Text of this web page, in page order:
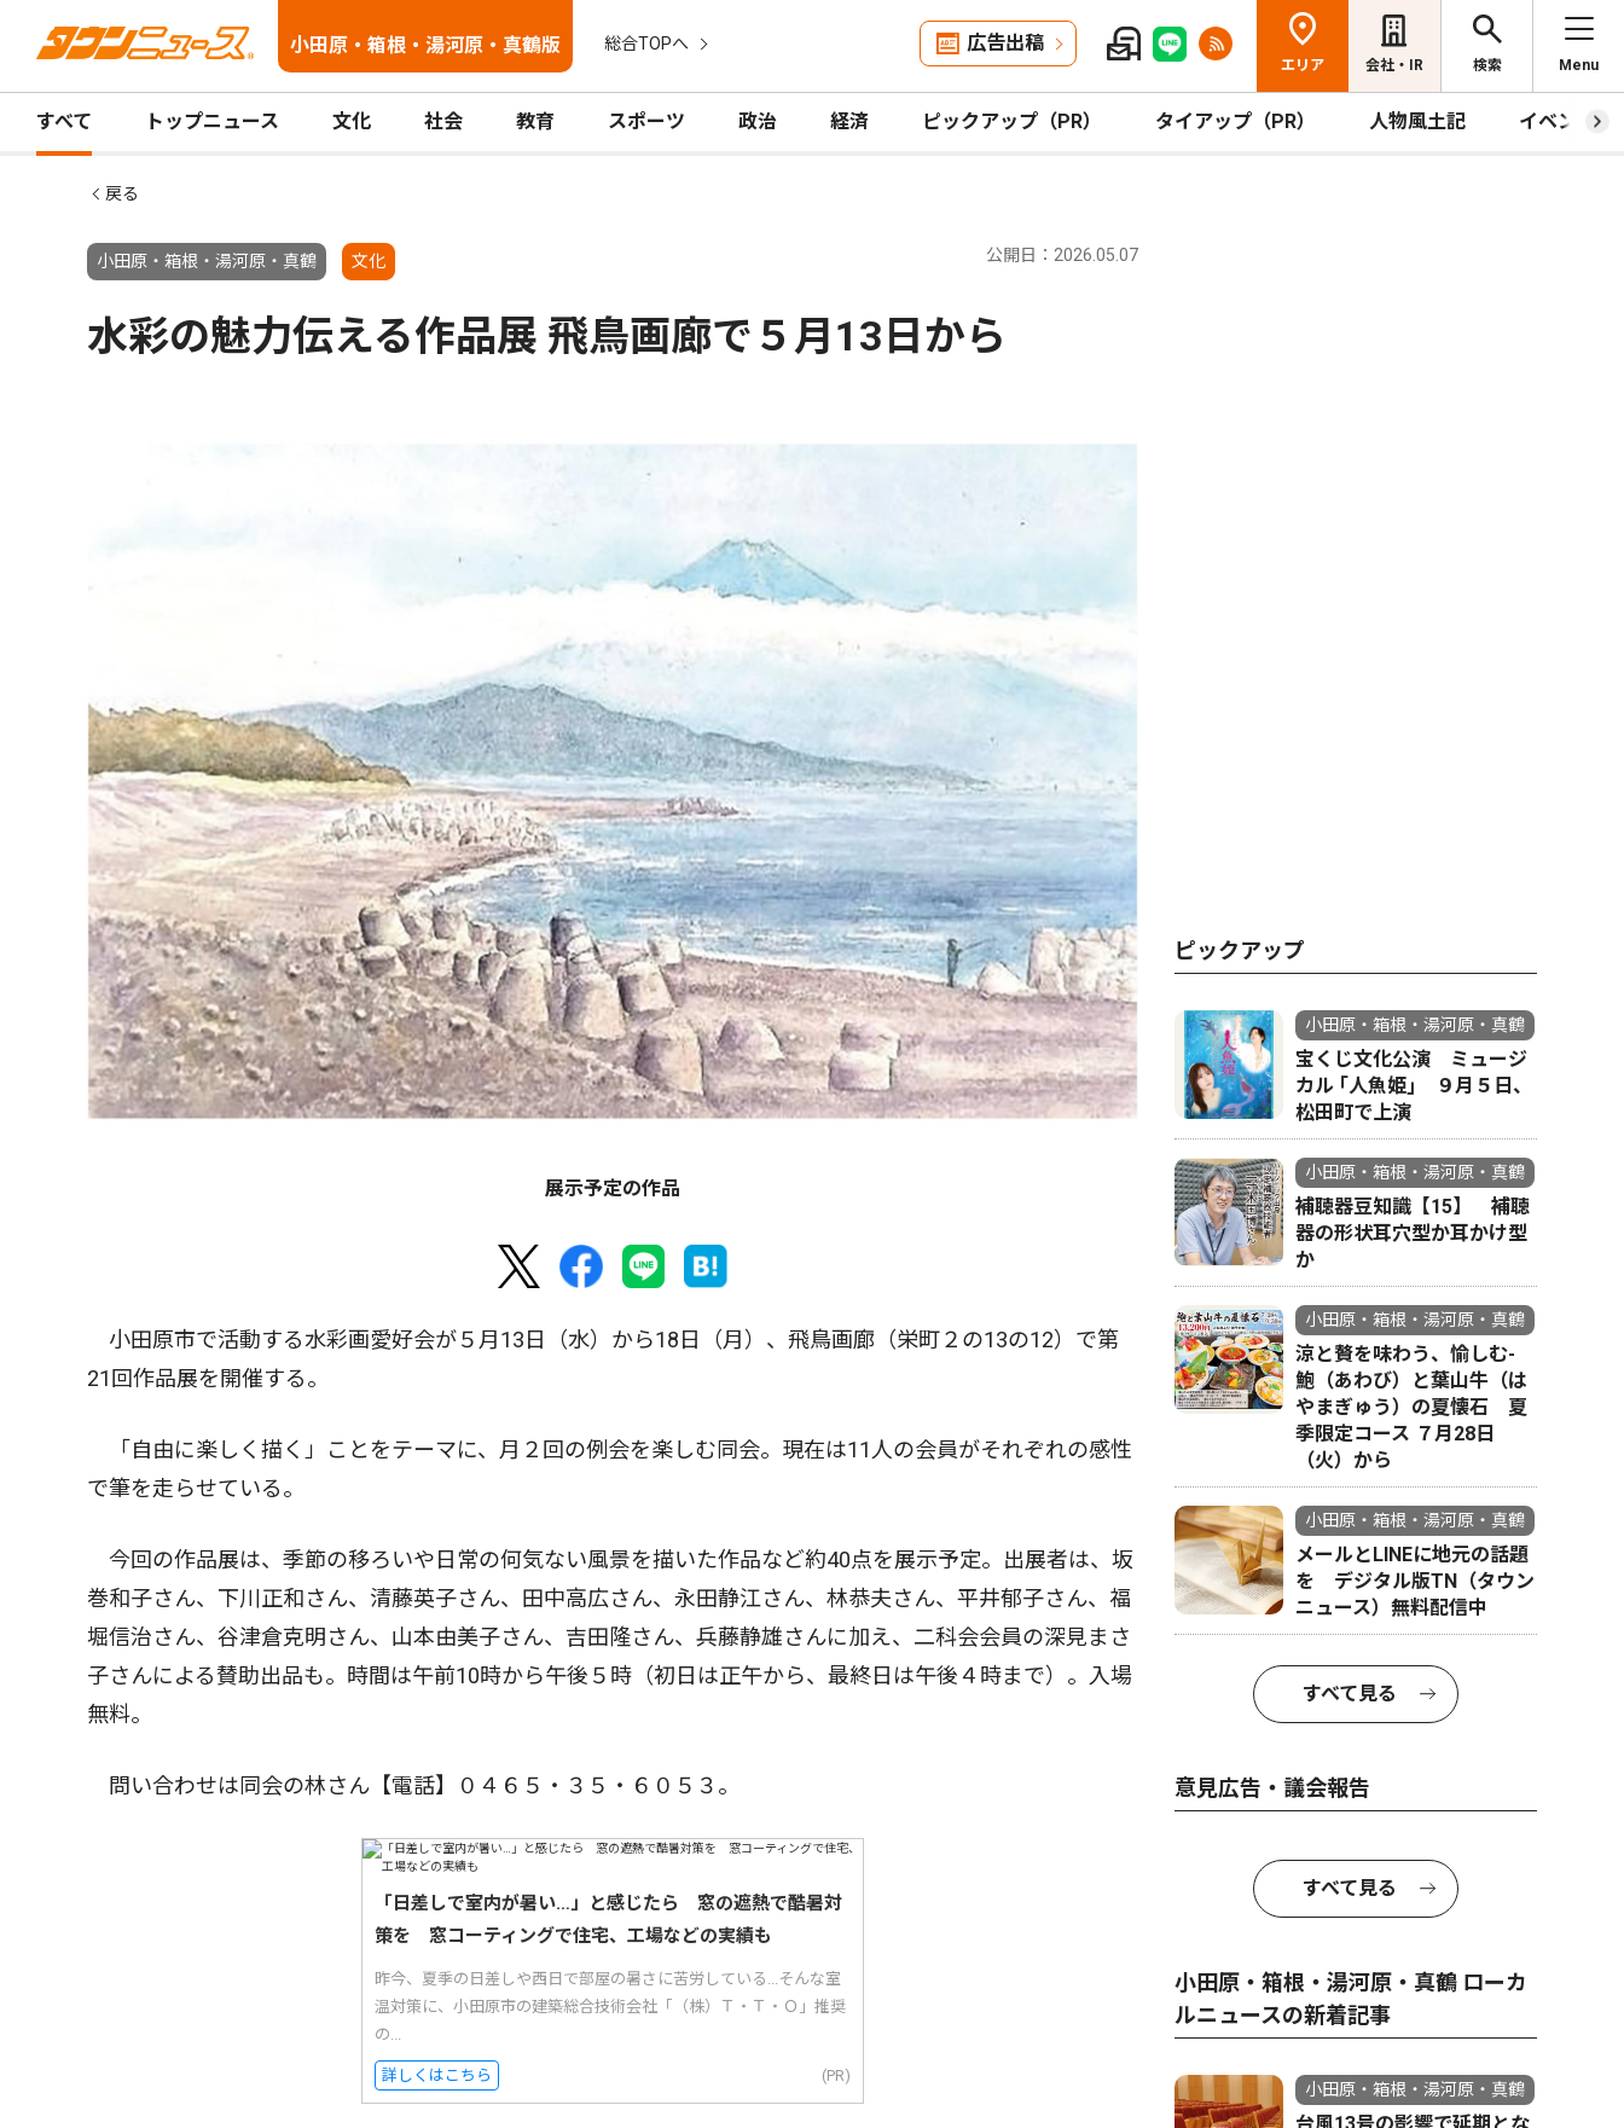
小田原・箱根・湯河原・真鶴版 総合TOPへ 広告出稿
エリア 会社・IR 検索 Menu
すべて トップニュース 文化 社会 教育 スポーツ 政治 経済 ピックアップ（PR） タイアップ（PR） 人物風土記 イベント
戻る
小田原・箱根・湯河原・真鶴 文化 公開日：2026.05.07
水彩の魅力伝える作品展 飛鳥画廊で５月13日から
展示予定の作品
小田原市で活動する水彩画愛好会が５月13日（水）から18日（月）、飛鳥画廊（栄町２の13の12）で第
21回作品展を開催する。
「自由に楽しく描く」ことをテーマに、月２回の例会を楽しむ同会。現在は11人の会員がそれぞれの感性
で筆を走らせている。
今回の作品展は、季節の移ろいや日常の何気ない風景を描いた作品など約40点を展示予定。出展者は、坂
巻和子さん、下川正和さん、清藤英子さん、田中高広さん、永田静江さん、林恭夫さん、平井郁子さん、福
堀信治さん、谷津倉克明さん、山本由美子さん、吉田隆さん、兵藤静雄さんに加え、二科会会員の深見まさ
子さんによる賛助出品も。時間は午前10時から午後５時（初日は正午から、最終日は午後４時まで）。入場
無料。
問い合わせは同会の林さん【電話】０４６５・３５・６０５３。
「日差しで室内が暑い…」と感じたら 窓の遮熱で酷暑対
策を 窓コーティングで住宅、工場などの実績も
昨今、夏季の日差しや西日で部屋の暑さに苦労している...そんな室
温対策に、小田原市の建築総合技術会社「（株）Ｔ・Ｔ・Ｏ」推奨
の...
詳しくはこちら (PR)
ピックアップ
小田原・箱根・湯河原・真鶴
宝くじ文化公演 ミュージ
カル ｢人魚姫｣ ９月５日、
松田町で上演
小田原・箱根・湯河原・真鶴
補聴器豆知識【15】 補聴
器の形状耳穴型か耳かけ型
か
小田原・箱根・湯河原・真鶴
涼と贅を味わう、愉しむ-
鮑（あわび）と葉山牛（は
やまぎゅう）の夏懐石 夏
季限定コース ７月28日
（火）から
小田原・箱根・湯河原・真鶴
メールとLINEに地元の話題
を デジタル版TN（タウン
ニュース）無料配信中
すべて見る
意見広告・議会報告
すべて見る
小田原・箱根・湯河原・真鶴 ローカ
ルニュースの新着記事
小田原・箱根・湯河原・真鶴